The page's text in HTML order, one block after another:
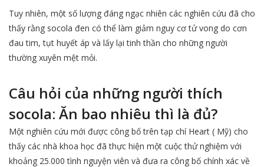
Tuy nhiên, một số lượng đáng ngạc nhiên các nghiên cứu đã cho
thấy rằng socola đen có thể làm giảm nguy cơ tử vong do cơn
đau tim, tụt huyết áp và lấy lại tinh thần cho những người
thường xuyên mệt mỏi.
Câu hỏi của những người thích
socola: Ăn bao nhiêu thì là đủ?
Một nghiên cứu mới được công bố trên tạp chí Heart ( Mỹ) cho
thấy các nhà khoa học đã thực hiện một cuộc thử nghiệm với
khoảng 25.000 tình nguyện viên và đưa ra công bố chính xác về